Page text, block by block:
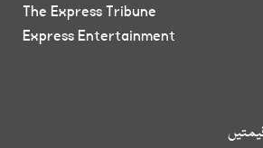
The Express Tribune
Express Entertainment